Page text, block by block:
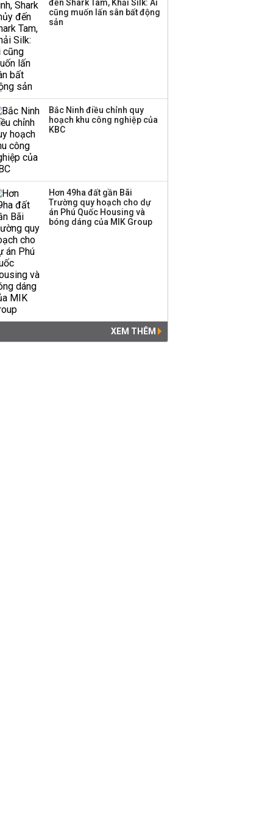
Thị trường thường
đến Shark Tam, Khải Silk: Ai
cũng muốn lấn sân bất động
sản
Bắc Ninh điều chỉnh quy
hoạch khu công nghiệp của
KBC
Hơn 49ha đất gần Bãi
Trường quy hoạch cho dự
án Phú Quốc Housing và
bóng dáng của MIK Group
XEM THÊM